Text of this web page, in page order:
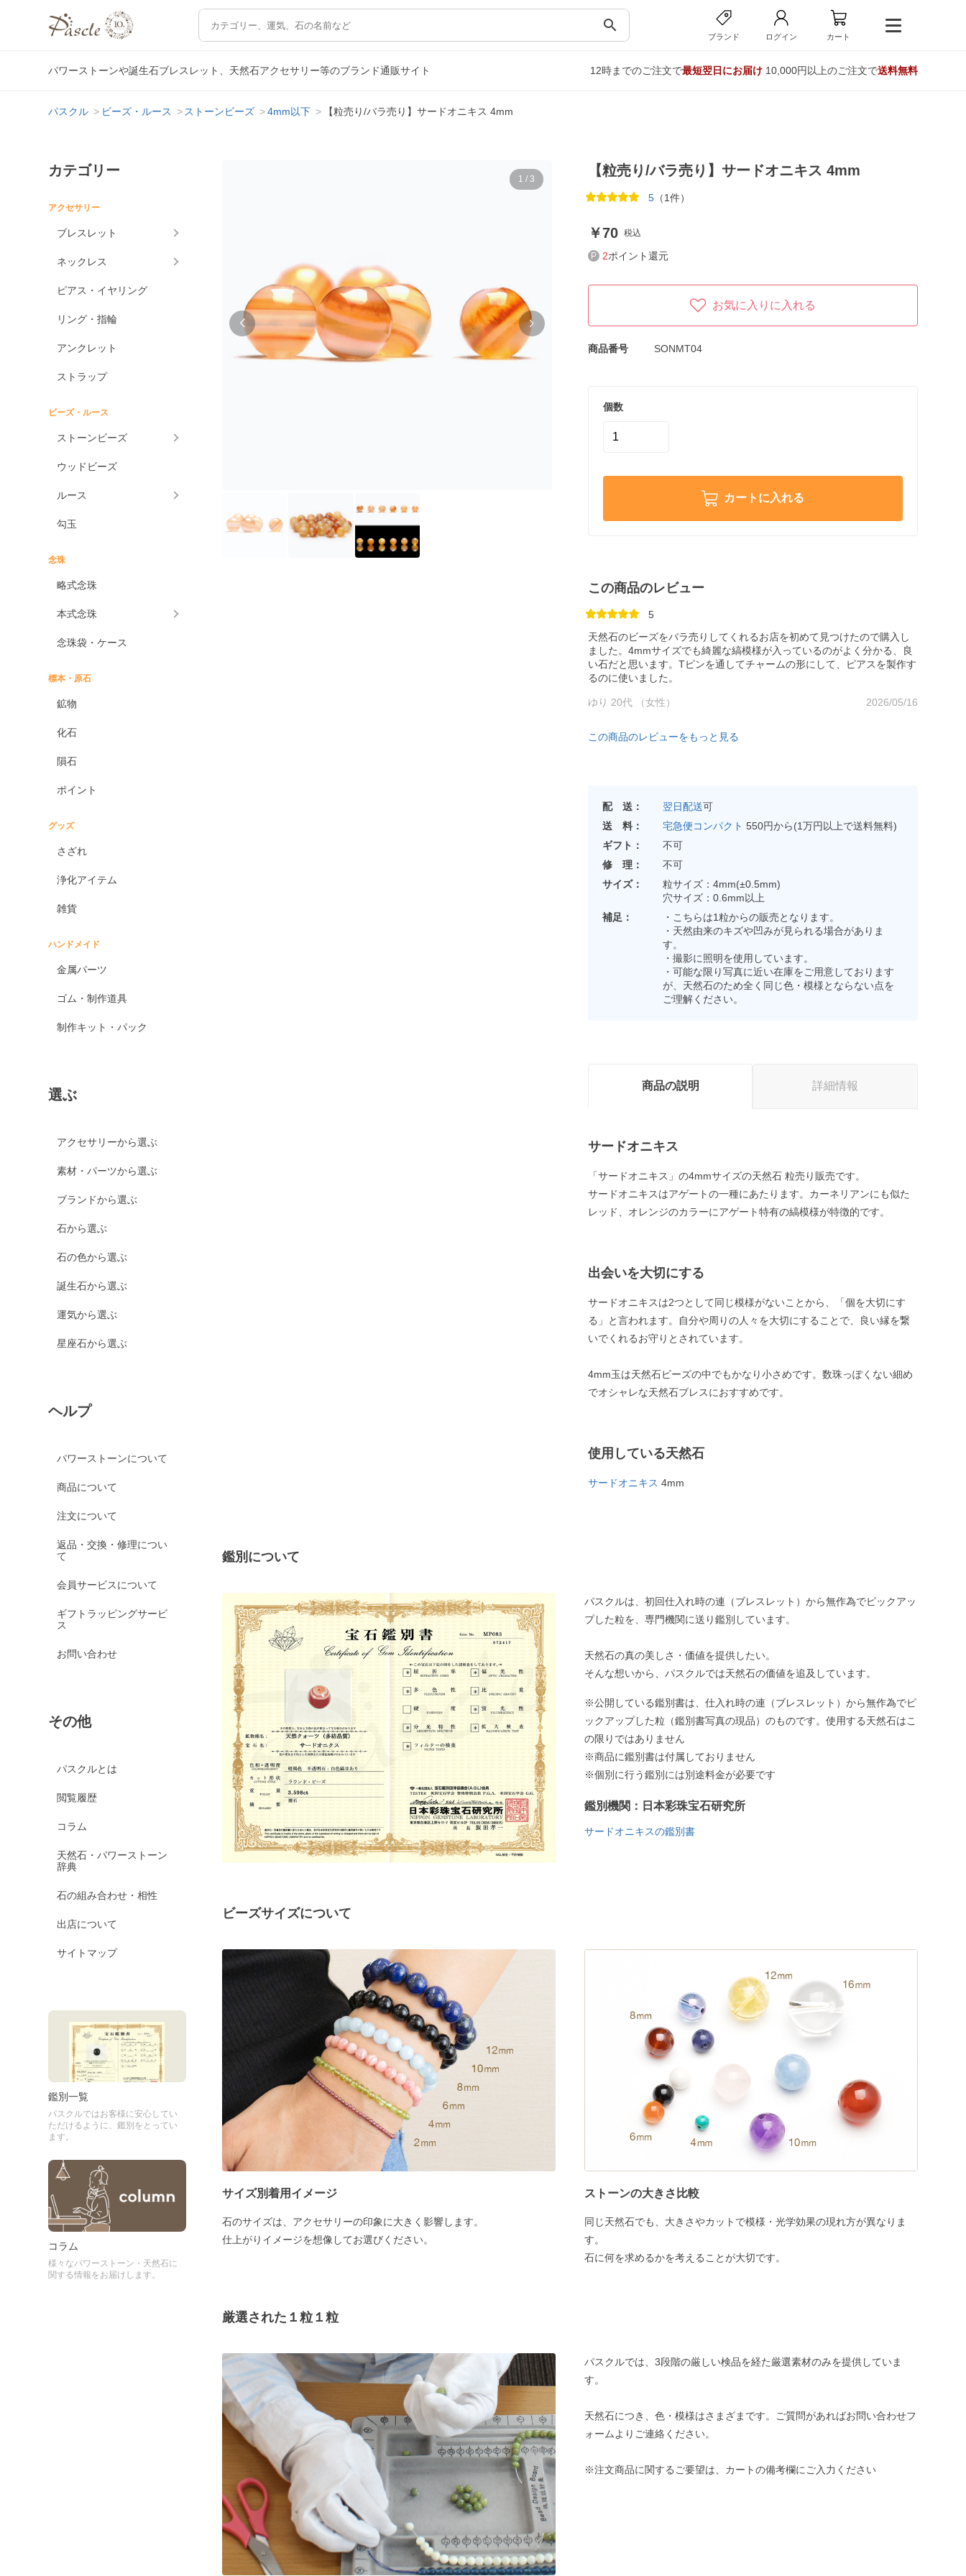
search
ブランド ログイン カート
パワーストーンや誕生石ブレスレット、天然石アクセサリー等のブランド通販サイト 12時までのご注文で最短翌日にお届け10,000円以上のご注文で送料無料
パスクル ビーズ・ルース ストーンビーズ 4mm以下 【粒売り/バラ売り】サードオニキス 4mm
カテゴリー
アクセサリー
ブレスレット
ネックレス
ピアス・イヤリング
リング・指輪
アンクレット
ストラップ
ビーズ・ルース
ストーンビーズ
ウッドビーズ
ルース
勾玉
念珠
略式念珠
本式念珠
念珠袋・ケース
標本・原石
鉱物
化石
隕石
ポイント
グッズ
さざれ
浄化アイテム
雑貨
ハンドメイド
金属パーツ
ゴム・制作道具
制作キット・パック
選ぶ
アクセサリーから選ぶ
素材・パーツから選ぶ
ブランドから選ぶ
石から選ぶ
石の色から選ぶ
誕生石から選ぶ
運気から選ぶ
星座石から選ぶ
ヘルプ
パワーストーンについて
商品について
注文について
返品・交換・修理につい
て
会員サービスについて
ギフトラッピングサービ
ス
お問い合わせ
その他
パスクルとは
閲覧履歴
コラム
天然石・パワーストーン
辞典
石の組み合わせ・相性
出店について
サイトマップ
鑑別一覧
パスクルではお客様に安心してい
ただけるように、鑑別をとってい
ます。
コラム
様々なパワーストーン・天然石に
関する情報をお届けします。
1 / 3
【粒売り/バラ売り】サードオニキス 4mm
5（1件）
70 税込
2ポイント還元
お気に入りに入れる
商品番号 SONMT04
個数
カートに入れる
この商品のレビュー
5
天然石のビーズをバラ売りしてくれるお店を初めて見つけたので購入し
ました。4mmサイズでも綺麗な縞模様が入っているのがよく分かる、良
い石だと思います。Tピンを通してチャームの形にして、ピアスを製作す
るのに使いました。
ゆり 20代 （女性） 2026/05/16
この商品のレビューをもっと見る
配 送： 翌日配送可
送 料：
宅急便コンパクト 550円から(1万円以上で送料無料)
ギフト：
不可
修 理：
不可
サイズ：
粒サイズ：4mm(±0.5mm)
穴サイズ：0.6mm以上
補足：
・こちらは1粒からの販売となります。
・天然由来のキズや凹みが見られる場合がありま
す。
・撮影に照明を使用しています。
・可能な限り写真に近い在庫をご用意しております
が、天然石のため全く同じ色・模様とならない点を
ご理解ください。
商品の説明 詳細情報
サードオニキス
「サードオニキス」の4mmサイズの天然石 粒売り販売です。
サードオニキスはアゲートの一種にあたります。カーネリアンにも似た
レッド、オレンジのカラーにアゲート特有の縞模様が特徴的です。
出会いを大切にする
サードオニキスは2つとして同じ模様がないことから、「個を大切にす
る」と言われます。自分や周りの人々を大切にすることで、良い縁を繋
いでくれるお守りとされています。
4mm玉は天然石ビーズの中でもかなり小さめです。数珠っぽくない細め
でオシャレな天然石ブレスにおすすめです。
使用している天然石
サードオニキス 4mm
鑑別について
パスクルは、初回仕入れ時の連（ブレスレット）から無作為でピックアッ
プした粒を、専門機関に送り鑑別しています。
天然石の真の美しさ・価値を提供したい。
そんな想いから、パスクルでは天然石の価値を追及しています。
※公開している鑑別書は、仕入れ時の連（ブレスレット）から無作為でピ
ックアップした粒（鑑別書写真の現品）のものです。使用する天然石はこ
の限りではありません
※商品に鑑別書は付属しておりません
※個別に行う鑑別には別途料金が必要です
鑑別機関：日本彩珠宝石研究所
サードオニキスの鑑別書
ビーズサイズについて
サイズ別着用イメージ
石のサイズは、アクセサリーの印象に大きく影響します。
仕上がりイメージを想像してお選びください。
ストーンの大きさ比較
同じ天然石でも、大きさやカットで模様・光学効果の現れ方が異なりま
す。
石に何を求めるかを考えることが大切です。
厳選された１粒１粒
パスクルでは、3段階の厳しい検品を経た厳選素材のみを提供していま
す。
天然石につき、色・模様はさまざまです。ご質問があればお問い合わせフ
ォームよりご連絡ください。
※注文商品に関するご要望は、カートの備考欄にご入力ください